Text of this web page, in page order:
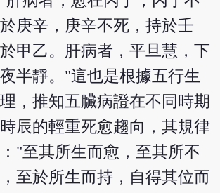
庚辛，庚辛不死，持於壬
甲乙。肝病者，平旦慧，下
半靜。"這也是根據五行生
，推知五臟病證在不同時期
辰的輕重死愈趨向，其規律
"至其所生而愈，至其所不
至於所生而持，自得其位而